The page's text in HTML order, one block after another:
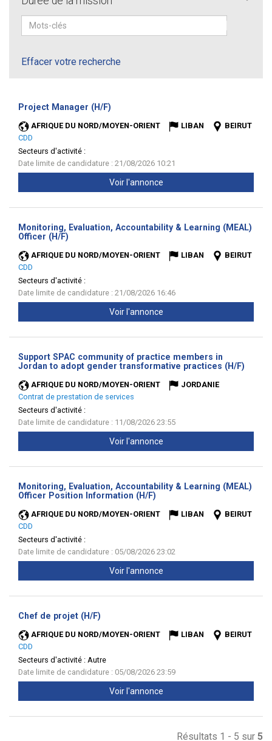
Effacer votre recherche
Project Manager (H/F)
AFRIQUE DU NORD/MOYEN-ORIENT LIBAN
BEIRUT
CDD
Secteurs d'activité :
Date limite de candidature : 21/08/2026 10:21
Voir l'annonce
Monitoring, Evaluation, Accountability & Learning (MEAL)
Officer (H/F)
AFRIQUE DU NORD/MOYEN-ORIENT LIBAN
BEIRUT
CDD
Secteurs d'activité :
Date limite de candidature : 21/08/2026 16:46
Voir l'annonce
Support SPAC community of practice members in
Jordan to adopt gender transformative practices (H/F)
AFRIQUE DU NORD/MOYEN-ORIENT
JORDANIE
Contrat de prestation de services
Secteurs d'activité :
Date limite de candidature : 11/08/2026 23:55
Voir l'annonce
Monitoring, Evaluation, Accountability & Learning (MEAL)
Officer Position Information (H/F)
AFRIQUE DU NORD/MOYEN-ORIENT LIBAN
BEIRUT
CDD
Secteurs d'activité :
Date limite de candidature : 05/08/2026 23:02
Voir l'annonce
Chef de projet (H/F)
AFRIQUE DU NORD/MOYEN-ORIENT LIBAN
BEIRUT
CDD
Secteurs d'activité : Autre
Date limite de candidature : 05/08/2026 23:59
Voir l'annonce
Résultats 1 - 5 sur 5